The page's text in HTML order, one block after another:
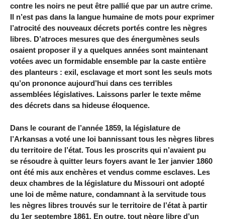
contre les noirs ne peut être pallié que par un autre crime.
Il n’est pas dans la langue humaine de mots pour exprimer
l’atrocité des nouveaux décrets portés contre les nègres
libres. D’atroces mesures que des énergumènes seuls
osaient proposer il y a quelques années sont maintenant
votées avec un formidable ensemble par la caste entière
des planteurs : exil, esclavage et mort sont les seuls mots
qu’on prononce aujourd’hui dans ces terribles
assemblées législatives. Laissons parler le texte même
des décrets dans sa hideuse éloquence.
Dans le courant de l’année 1859, la législature de
l’Arkansas a voté une loi bannissant tous les nègres libres
du territoire de l’état. Tous les proscrits qui n’avaient pu
se résoudre à quitter leurs foyers avant le 1er janvier 1860
ont été mis aux enchères et vendus comme esclaves. Les
deux chambres de la législature du Missouri ont adopté
une loi de même nature, condamnant à la servitude tous
les nègres libres trouvés sur le territoire de l’état à partir
du 1er septembre 1861. En outre, tout nègre libre d’un